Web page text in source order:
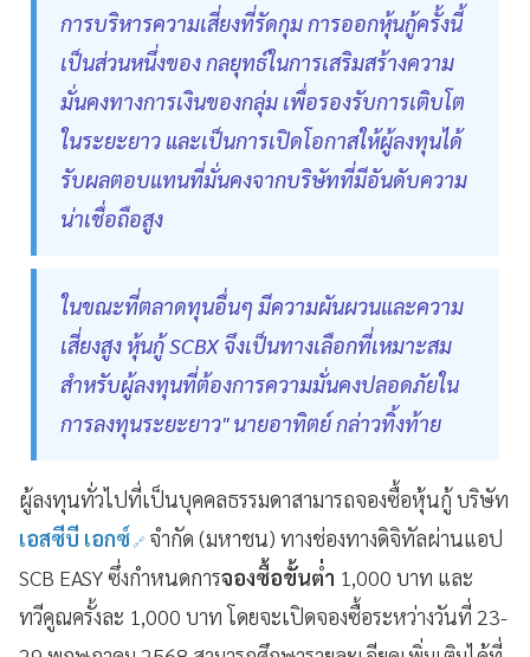
การบริหารความเสี่ยงที่รัดกุม การออกหุ้นกู้ครั้งนี้
เป็นส่วนหนึ่งของ กลยุทธ์ในการเสริมสร้างความ
มั่นคงทางการเงินของกลุ่ม เพื่อรองรับการเติบโต
ในระยะยาว และเป็นการเปิดโอกาสให้ผู้ลงทุนได้
รับผลตอบแทนที่มั่นคงจากบริษัทที่มีอันดับความ
น่าเชื่อถือสูง
ในขณะที่ตลาดทุนอื่นๆ มีความผันผวนและความ
เสี่ยงสูง หุ้นกู้ SCBX จึงเป็นทางเลือกที่เหมาะสม
สำหรับผู้ลงทุนที่ต้องการความมั่นคงปลอดภัยใน
การลงทุนระยะยาว" นายอาทิตย์ กล่าวทิ้งท้าย
ผู้ลงทุนทั่วไปที่เป็นบุคคลธรรมดาสามารถจองซื้อหุ้นกู้ บริษัท
เอสซีบี เอกซ์ จำกัด (มหาชน) ทางช่องทางดิจิทัลผ่านแอป
SCB EASY ซึ่งกำหนดการจองซื้อขั้นต่ำ 1,000 บาท และ
ทวีคูณครั้งละ 1,000 บาท โดยจะเปิดจองซื้อระหว่างวันที่ 23-